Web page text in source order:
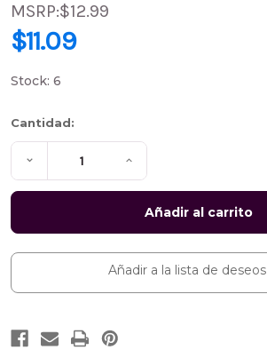
PVP:$12.99
$11.09
(Ahorra $1.90
MSRP:$12.99
$11.09
Stock: 6
Cantidad:
Disminuir
la
cantidad
Cómo
tu
en
medio
Aumentar
la
cantidad
Un
Cómo
acompañar
a
tu
Añadir a la lista de deseos